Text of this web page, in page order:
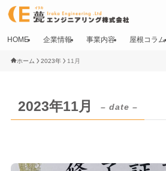
HOME 企業情報 事業内容 屋根コラム
ホーム 2023年 11月
2023年11月 – date –